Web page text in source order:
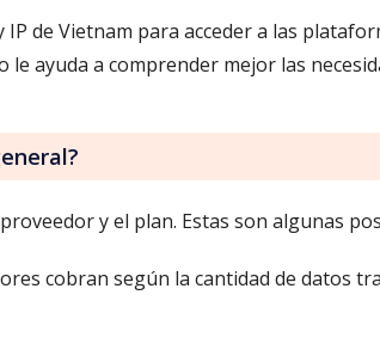
de Vietnam para acceder a las
ayuda a comprender mejor las
y el plan. Estas son algunas
cobran según la cantidad de datos